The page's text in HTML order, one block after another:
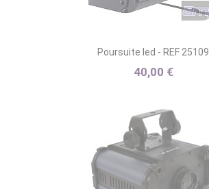
Poursuite led - REF 25109
40,00 €